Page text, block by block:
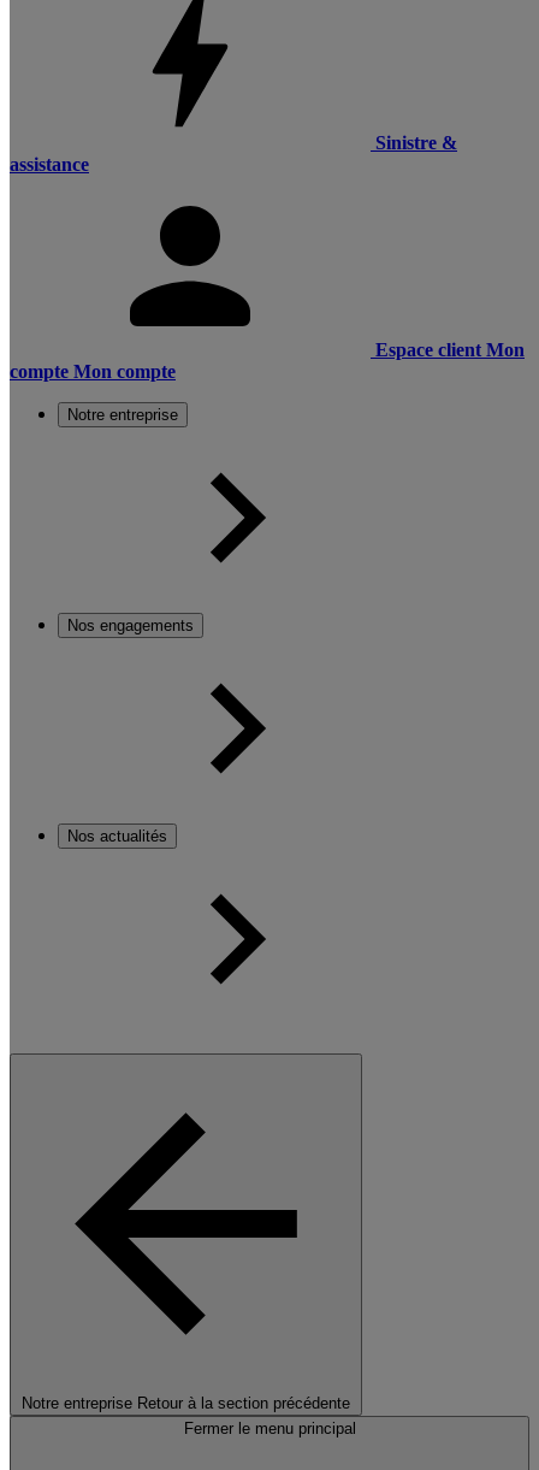
Sinistre &
assistance
Espace client Mon
compte Mon compte
Notre entreprise
Nos engagements
Nos actualités
Notre entreprise Retour à la section précédente
Fermer le menu principal